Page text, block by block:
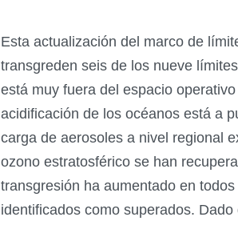
Esta actualización del marco de
transgreden seis de los nueve
está muy fuera del espacio
acidificación de los océanos está a
carga de aerosoles a nivel regional
ozono estratosférico se han
transgresión ha aumentado en
identificados como superados.